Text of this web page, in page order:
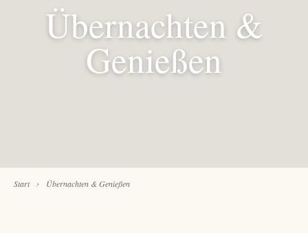
Übernachten &
Genießen
Start › Übernachten & Genießen